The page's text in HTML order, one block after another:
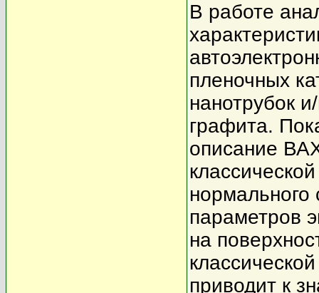
В работе
пленочных
нанотрубок
графита.
описание
нормального
параметров
на
приводит к